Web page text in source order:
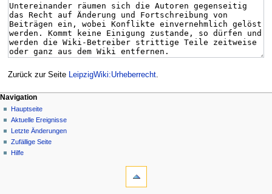
Zurück zur Seite LeipzigWiki:Urheberrecht.
Navigation
Hauptseite
Aktuelle Ereignisse
Letzte Änderungen
Zufällige Seite
Hilfe